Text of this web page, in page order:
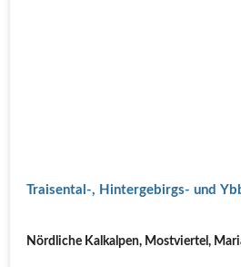
Traisental-, Hintergebirgs- und
Nördliche Kalkalpen, Mostviertel,